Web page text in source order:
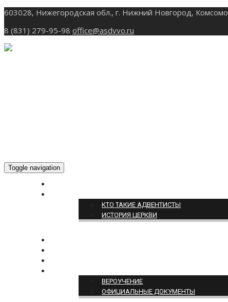
603028, Нижегородская обл., г. Нижний Новгород,
8 (831) 279-95-98 office@asdvvo.ru
Toggle navigation
КТО ТАКИЕ АДВЕНТИСТЫ
ИСТОРИЯ ЦЕРКВИ
ВЕРОУЧЕНИЕ
ОФИЦИАЛЬНЫЕ ДОКУМЕНТЫ